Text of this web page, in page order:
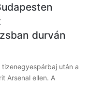
durván
után a
Arsenal ellen. A